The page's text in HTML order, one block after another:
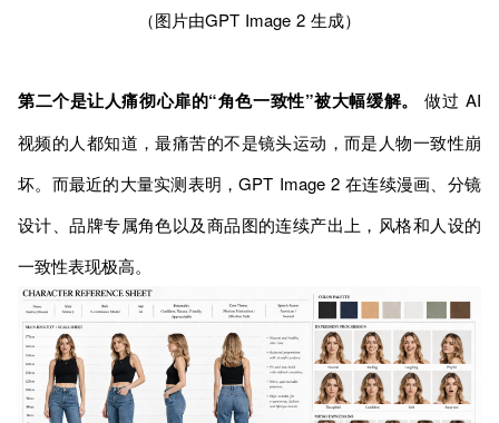
（图片由GPT Image 2 生成）
第二个是让人痛彻心扉的“角色一致性”被大幅缓解。
做过 AI
视频的人都知道，最痛苦的不是镜头运动，而是人物一致性崩
坏。而最近的大量实测表明，GPT Image 2 在连续漫画、分镜
设计、品牌专属角色以及商品图的连续产出上，风格和人设的
一致性表现极高。